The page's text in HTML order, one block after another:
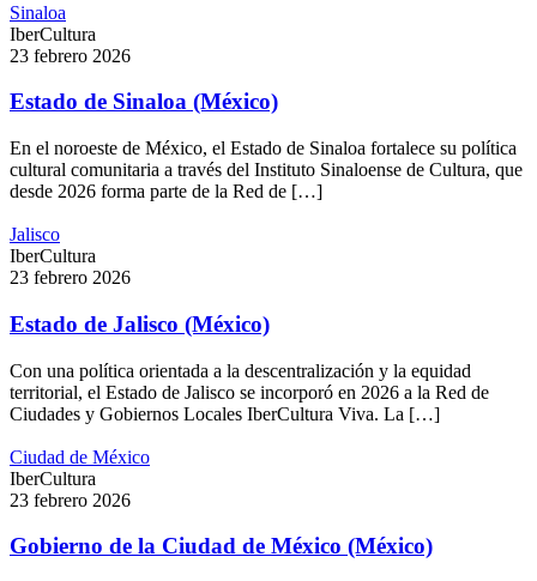
Sinaloa
IberCultura
23 febrero 2026
Estado de Sinaloa (México)
En el noroeste de México, el Estado de Sinaloa fortalece su política
cultural comunitaria a través del Instituto Sinaloense de Cultura, que
desde 2026 forma parte de la Red de […]
Jalisco
IberCultura
23 febrero 2026
Estado de Jalisco (México)
Con una política orientada a la descentralización y la equidad
territorial, el Estado de Jalisco se incorporó en 2026 a la Red de
Ciudades y Gobiernos Locales IberCultura Viva. La […]
Ciudad de México
IberCultura
23 febrero 2026
Gobierno de la Ciudad de México (México)